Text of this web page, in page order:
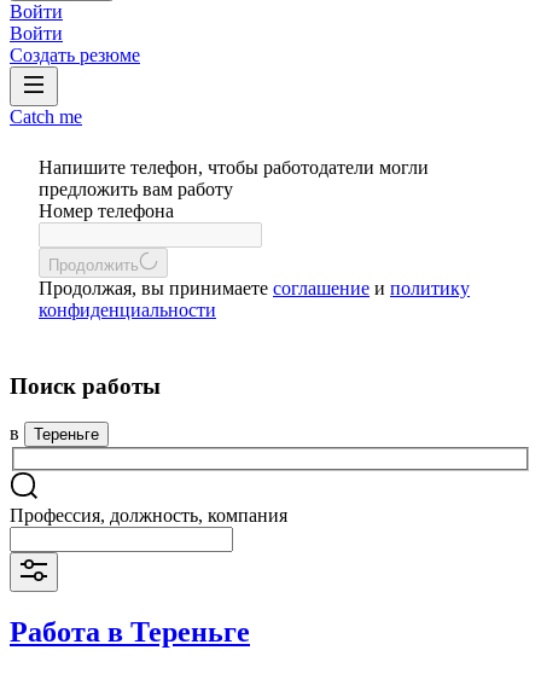
Войти
Войти
Создать резюме
Catch me
Напишите телефон, чтобы работодатели могли
предложить вам работу
Номер телефона
Продолжить
Продолжая, вы принимаете соглашение и политику
конфиденциальности
Поиск работы
в Тереньге
Профессия, должность, компания
Работа в Тереньге